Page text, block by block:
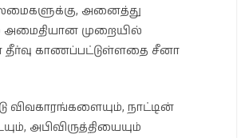
அனைத்து
அமைதியான முறையில்
காணப்பட்டுள்ளதை சீனா
விவகாரங்களையும், நாட்டின்
அபிவிருத்தியையும்